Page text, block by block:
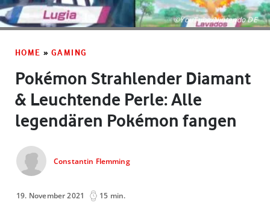
©YouTube/Nintendo DE
HOME » GAMING
Pokémon Strahlender Diamant
& Leuchtende Perle: Alle
legendären Pokémon fangen
Constantin Flemming
19. November 2021 15 min.